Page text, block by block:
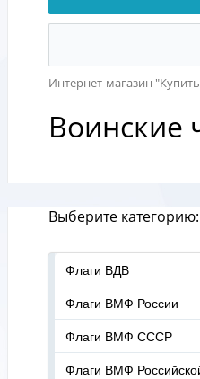
Интернет-магазин
Воинские
Выберите категорию:
Флаги ВДВ
Флаги ВМФ России
Флаги ВМФ СССР
Флаги ВМФ